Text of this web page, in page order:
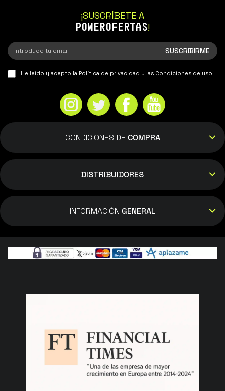
¡SUSCRÍBETE A
POWEROFERTAS!
He leído y acepto la Política de privacidad y las Condiciones de uso
CONDICIONES DE COMPRA
DISTRIBUIDORES
INFORMACIÓN GENERAL